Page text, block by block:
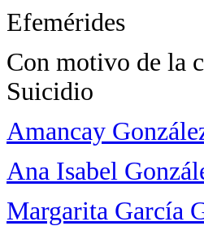
Efemérides
Con motivo de la
Suicidio
Amancay
Ana Isabel
Margarita García